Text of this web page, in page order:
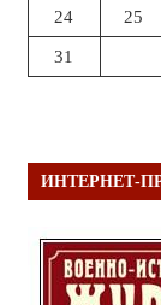
24 25
31
ИНТЕРНЕТ-